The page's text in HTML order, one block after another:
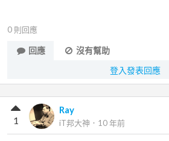
0 則回應
回應
沒有幫助
登入發表回應
Ray
iT邦大神 ． 10 年前
1